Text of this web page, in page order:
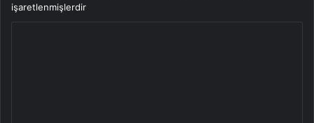
işaretlenmişlerdir